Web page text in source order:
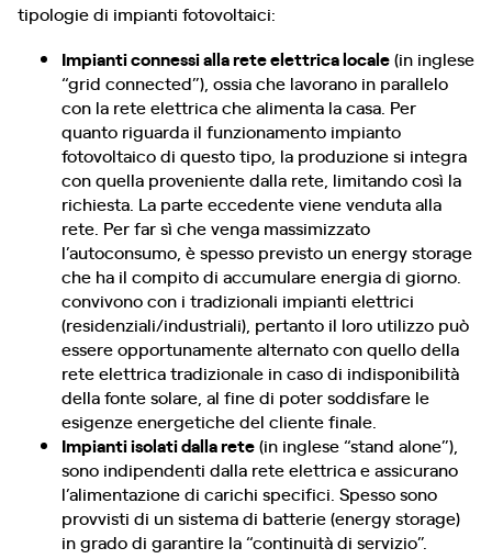
tipologie di impianti fotovoltaici:
Impianti connessi alla rete elettrica locale(in inglese
“grid connected”), ossia che lavorano in parallelo
con la rete elettrica che alimenta la casa. Per
quanto riguarda il funzionamento impianto
fotovoltaico di questo tipo, la produzione si integra
con quella proveniente dalla rete, limitando così la
richiesta. La parte eccedente viene venduta alla
rete. Per far sì che venga massimizzato
l’autoconsumo, è spesso previsto un energy storage
che ha il compito di accumulare energia di giorno.
convivono con i tradizionali impianti elettrici
(residenziali/industriali), pertanto il loro utilizzo può
essere opportunamente alternato con quello della
rete elettrica tradizionale in caso di indisponibilità
della fonte solare, al fine di poter soddisfare le
esigenze energetiche del cliente finale.
Impianti isolati dalla rete(in inglese “stand alone”),
sono indipendenti dalla rete elettrica e assicurano
l’alimentazione di carichi specifici. Spesso sono
provvisti di un sistema di batterie (energy storage)
in grado di garantire la “continuità di servizio”.